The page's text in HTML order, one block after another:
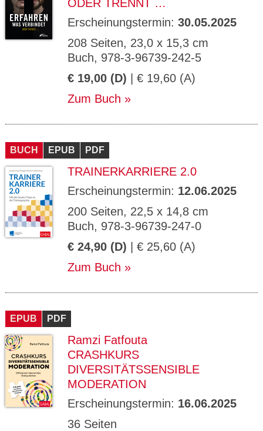
ODER TRENNT …
Erscheinungstermin: 30.05.2025
208 Seiten, 23,0 x 15,3 cm
Buch, 978-3-96739-242-5
€ 19,00 (D) | € 19,60 (A)
Zum Buch
BUCH EPUB PDF
TRAINERKARRIERE 2.0
Erscheinungstermin: 12.06.2025
200 Seiten, 22,5 x 14,8 cm
Buch, 978-3-96739-247-0
€ 24,90 (D) | € 25,60 (A)
Zum Buch
EPUB PDF
Ramzi Fatfouta
CRASHKURS
DIVERSITÄTSSENSIBLE
MODERATION
Erscheinungstermin: 16.06.2025
36 Seiten